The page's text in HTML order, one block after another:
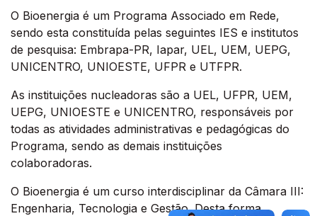
O Bioenergia é um Programa Associado em Rede,
sendo esta constituída pelas seguintes IES e institutos
de pesquisa: Embrapa-PR, Iapar, UEL, UEM, UEPG,
UNICENTRO, UNIOESTE, UFPR e UTFPR.
As instituições nucleadoras são a UEL, UFPR, UEM,
UEPG, UNIOESTE e UNICENTRO, responsáveis por
todas as atividades administrativas e pedagógicas do
Programa, sendo as demais instituições
colaboradoras.
O Bioenergia é um curso interdisciplinar da Câmara III:
Engenharia, Tecnologia e Gestão. Desta forma